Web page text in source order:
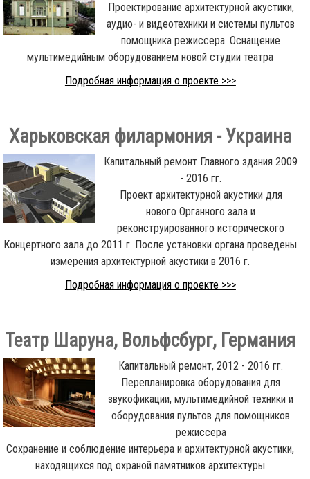
Проектирование архитектурной акустики,
аудио- и видеотехники и системы пультов
помощника режиссера. Оснащение
мультимедийным оборудованием новой студии театра
Подробная информация о проекте >>>
Харьковская филармония - Украина
Капитальный ремонт Главного здания 2009
- 2016 гг.
Проект архитектурной акустики для
нового Органного зала и
реконструированного исторического
Концертного зала до 2011 г. После установки органа проведены
измерения архитектурной акустики в 2016 г.
Подробная информация о проекте >>>
Театр Шаруна, Вольфсбург, Германия
Капитальный ремонт, 2012 - 2016 гг.
Перепланировка оборудования для
звукофикации, мультимедийной техники и
оборудования пультов для помощников
режиссера
Сохранение и соблюдение интерьера и архитектурной акустики,
находящихся под охраной памятников архитектуры